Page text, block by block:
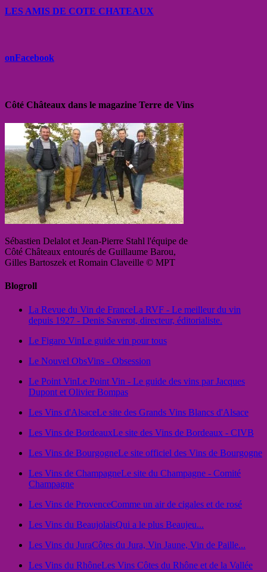
LES AMIS DE COTE CHATEAUX
onFacebook
Côté Châteaux dans le magazine Terre de Vins
Sébastien Delalot et Jean-Pierre Stahl l'équipe de
Côté Châteaux entourés de Guillaume Barou,
Gilles Bartoszek et Romain Claveille © MPT
Blogroll
La Revue du Vin de FranceLa RVF - Le meilleur du vin
depuis 1927 - Denis Saverot, directeur, éditorialiste.
Le Figaro VinLe guide vin pour tous
Le Nouvel ObsVins - Obsession
Le Point VinLe Point Vin - Le guide des vins par Jacques
Dupont et Olivier Bompas
Les Vins d'AlsaceLe site des Grands Vins Blancs d'Alsace
Les Vins de BordeauxLe site des Vins de Bordeaux - CIVB
Les Vins de BourgogneLe site officiel des Vins de Bourgogne
Les Vins de ChampagneLe site du Champagne - Comité
Champagne
Les Vins de ProvenceComme un air de cigales et de rosé
Les Vins du BeaujolaisQui a le plus Beaujeu...
Les Vins du JuraCôtes du Jura, Vin Jaune, Vin de Paille...
Les Vins du RhôneLes Vins Côtes du Rhône et de la Vallée